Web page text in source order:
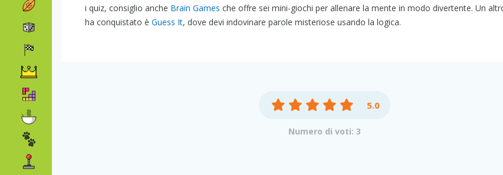
i quiz, consiglio anche Brain Games che offre sei mini-giochi per allenare la mente in modo divertente. Un
ha conquistato è Guess It, dove devi indovinare parole misteriose usando la logica.
5.0
Numero di voti: 3